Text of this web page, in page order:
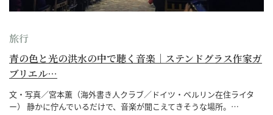
旅行
青の色と光の洪水の中で聴く音楽｜ステンドグラス作家ガ
ブリエル…
文・写真／宮本薫（海外書き人クラブ／ドイツ・ベルリン在住ライタ
ー） 静かに佇んでいるだけで、音楽が聞こえてきそうな場所。…